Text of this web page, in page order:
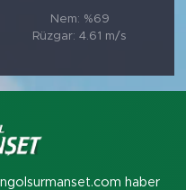
Nem: %69
Rüzgar: 4.61 m/s
haber